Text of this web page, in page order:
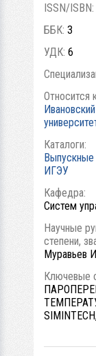
ISSN/ISBN:
ББК: 3
УДК: 6
Относится
Каталоги:
ИГЭУ
Кафедра:
Систем
Научные
степени,
Муравьев
Ключевые